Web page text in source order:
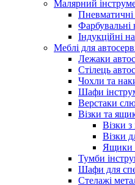
Малярний
Пневматичні
Фарбувальні
Індукційні
Меблі для
Лежаки
Стілець
Чохли та
Шафи
Верстаки
Візки та
Візки
Візки
Ящики
Тумби
Шафи для
Стелажі